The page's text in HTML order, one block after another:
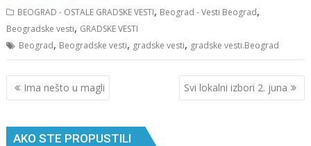
BEOGRAD - OSTALE GRADSKE VESTI, Beograd - Vesti Beograd,
Beogradske vesti, GRADSKE VESTI
Beograd, Beogradske vesti, gradske vesti, gradske vesti.Beograd
Кретање
чланка
Ima nešto u magli Svi lokalni izbori 2. juna
AKO STE PROPUSTILI